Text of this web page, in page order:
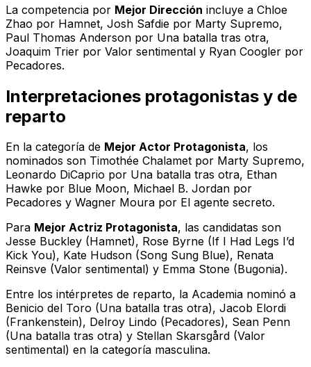
La competencia por Mejor Dirección incluye a Chloe
Zhao por Hamnet, Josh Safdie por Marty Supremo,
Paul Thomas Anderson por Una batalla tras otra,
Joaquim Trier por Valor sentimental y Ryan Coogler por
Pecadores.
Interpretaciones protagonistas y de
reparto
En la categoría de Mejor Actor Protagonista, los
nominados son Timothée Chalamet por Marty Supremo,
Leonardo DiCaprio por Una batalla tras otra, Ethan
Hawke por Blue Moon, Michael B. Jordan por
Pecadores y Wagner Moura por El agente secreto.
Para Mejor Actriz Protagonista, las candidatas son
Jesse Buckley (Hamnet), Rose Byrne (If I Had Legs I’d
Kick You), Kate Hudson (Song Sung Blue), Renata
Reinsve (Valor sentimental) y Emma Stone (Bugonia).
Entre los intérpretes de reparto, la Academia nominó a
Benicio del Toro (Una batalla tras otra), Jacob Elordi
(Frankenstein), Delroy Lindo (Pecadores), Sean Penn
(Una batalla tras otra) y Stellan Skarsgård (Valor
sentimental) en la categoría masculina.